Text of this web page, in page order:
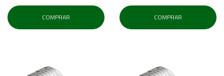
COMPRAR COMPRAR